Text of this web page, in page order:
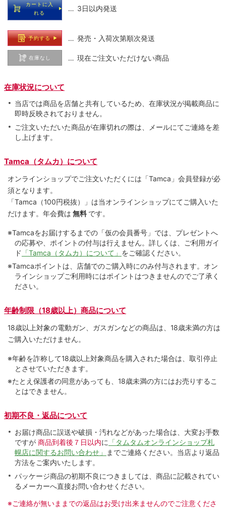
カートに入
れる
… 3日以内発送
予約する … 発売・入荷次第順次発送
在庫なし … 現在ご注文いただけない商品
在庫状況について
当店では商品を店舗と共有しているため、在庫状況が掲載商品に
即時反映されておりません。
ご注文いただいた商品が在庫切れの際は、メールにてご連絡を差
し上げます。
Tamca（タムカ）について
オンラインショップでご注⽂いただくには「Tamca」会員登録が必
須となります。
「Tamca （100円税抜）
」は当オンラインショップにてご購⼊いた
だけます。 年会費は 無料 です。
※Tamcaをお届けするまでの「仮の会員番号」では、プレゼントへ
の応募や、ポイントの付与は⾏えません。詳しくは、ご利⽤ガイ
ド 「Tamca（タムカ）について」 をご確認ください。
※Tamcaポイントは、店舗でのご購⼊時にのみ付与されます。オン
ラインショップご利用時にはポイントはつきませんのでご了承く
ださい。
年齢制限（18歳以上）商品について
18歳以上対象の電動ガン、ガスガンなどの商品は、18歳未満の方は
ご購入いただけません。
※年齢を詐称して18歳以上対象商品を購入された場合は、取引停止
とさせていただきます。
※たとえ保護者の同意があっても、18歳未満の方にはお売りするこ
とはできません。
初期不良・返品について
お届け商品に誤送や破損・汚れなどがあった場合は、大変お手数
ですが 商品到着後７日以内に 「タムタムオンラインショップ札
幌店に関するお問い合わせ」
までご連絡ください。当店より返品
方法をご案内いたします。
パッケージ商品の初期不良につきましては、商品に記載されてい
るメーカーへ直接お問い合わせください。
※ご連絡が無いままでの返品はお受け出来ませんのでご注意くださ